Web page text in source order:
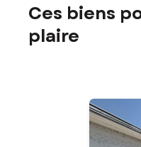
Ces biens
plaire